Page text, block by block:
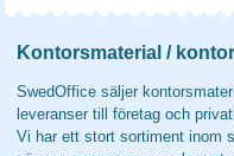
Kontorsmaterial /
SwedOffice säljer
leveranser till företag och
Vi har ett stort sortiment inom